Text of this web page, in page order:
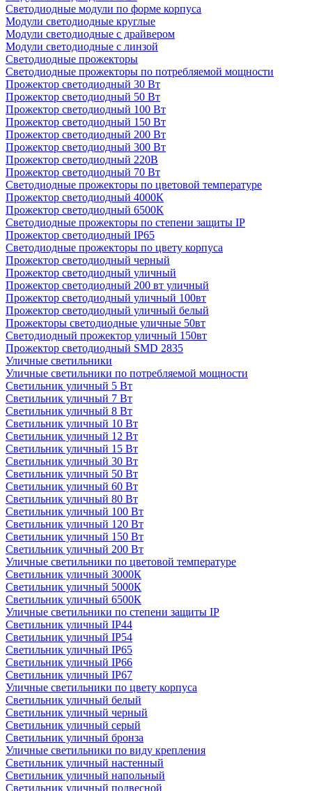
Светодиодные модули по форме корпуса
Модули светодиодные круглые
Модули светодиодные с драйвером
Модули светодиодные с линзой
Светодиодные прожекторы
Светодиодные прожекторы по потребляемой мощности
Прожектор светодиодный 30 Вт
Прожектор светодиодный 50 Вт
Прожектор светодиодный 100 Вт
Прожектор светодиодный 150 Вт
Прожектор светодиодный 200 Вт
Прожектор светодиодный 300 Вт
Прожектор светодиодный 220В
Прожектор светодиодный 70 Вт
Светодиодные прожекторы по цветовой температуре
Прожектор светодиодный 4000К
Прожектор светодиодный 6500К
Светодиодные прожекторы по степени защиты IP
Прожектор светодиодный IP65
Светодиодные прожекторы по цвету корпуса
Прожектор светодиодный черный
Прожектор светодиодный уличный
Прожектор светодиодный 200 вт уличный
Прожектор светодиодный уличный 100вт
Прожектор светодиодный уличный белый
Прожекторы светодиодные уличные 50вт
Светодиодный прожектор уличный 150вт
Прожектор светодиодный SMD 2835
Уличные светильники
Уличные светильники по потребляемой мощности
Светильник уличный 5 Вт
Светильник уличный 7 Вт
Светильник уличный 8 Вт
Светильник уличный 10 Вт
Светильник уличный 12 Вт
Светильник уличный 15 Вт
Светильник уличный 30 Вт
Светильник уличный 50 Вт
Светильник уличный 60 Вт
Светильник уличный 80 Вт
Светильник уличный 100 Вт
Светильник уличный 120 Вт
Светильник уличный 150 Вт
Светильник уличный 200 Вт
Уличные светильники по цветовой температуре
Cветильник уличный 3000К
Cветильник уличный 5000К
Cветильник уличный 6500К
Уличные светильники по степени защиты IP
Светильник уличный IP44
Светильник уличный IP54
Светильник уличный IP65
Светильник уличный IP66
Светильник уличный IP67
Уличные светильники по цвету корпуса
Светильник уличный белый
Светильник уличный черный
Светильник уличный серый
Светильник уличный бронза
Уличные светильники по виду крепления
Светильник уличный настенный
Светильник уличный напольный
Светильник уличный подвесной